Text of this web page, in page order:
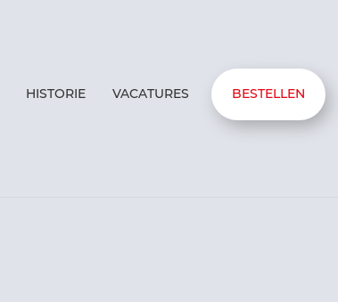
HISTORIE VACATURES BESTELLEN